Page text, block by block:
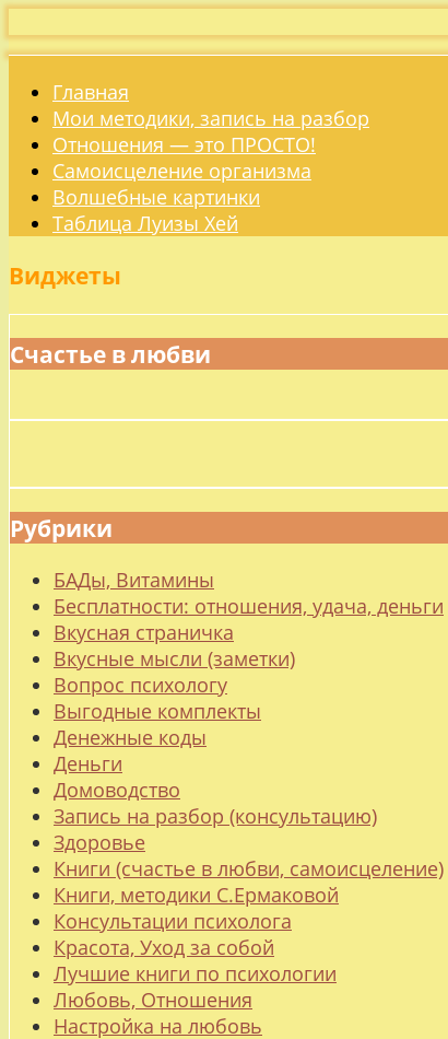
Главная
Мои методики, запись на разбор
Отношения — это ПРОСТО!
Самоисцеление организма
Волшебные картинки
Таблица Луизы Хей
Виджеты
Счастье в любви
Рубрики
БАДы, Витамины
Бесплатности: отношения, удача, деньги
Вкусная страничка
Вкусные мысли (заметки)
Вопрос психологу
Выгодные комплекты
Денежные коды
Деньги
Домоводство
Запись на разбор (консультацию)
Здоровье
Книги (счастье в любви, самоисцеление)
Книги, методики С.Ермаковой
Консультации психолога
Красота, Уход за собой
Лучшие книги по психологии
Любовь, Отношения
Настройка на любовь